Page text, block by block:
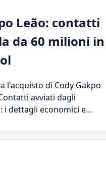
Leão: contatti
da 60 milioni in
l'acquisto di Cody Gakpo
avviati dagli
i dettagli economici e…